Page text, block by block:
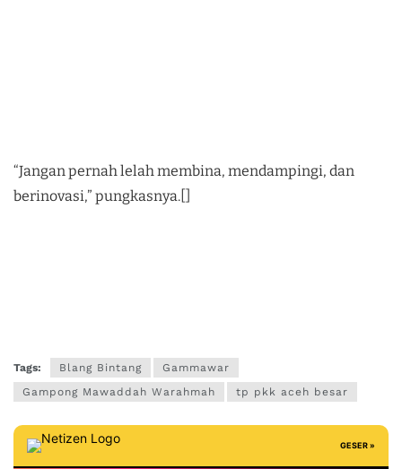
“Jangan pernah lelah membina, mendampingi, dan
berinovasi,” pungkasnya.[]
Tags: Blang Bintang
Gammawar
Gampong Mawaddah Warahmah
tp pkk aceh besar
GESER »